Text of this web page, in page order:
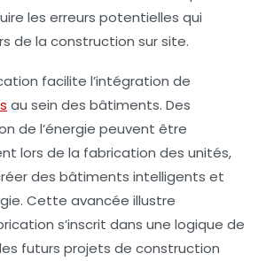
les erreurs potentielles qui
de la construction sur site.
facilite l’intégration de
au sein des bâtiments. Des
de l’énergie peuvent être
lors de la fabrication des unités,
des bâtiments intelligents et
Cette avancée illustre
s’inscrit dans une logique de
futurs projets de construction